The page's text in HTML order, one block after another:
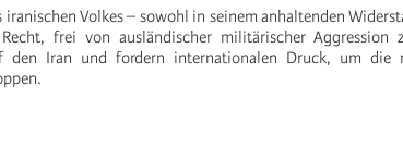
iranischen Volkes – sowohl in seinem anhaltenden
frei von ausländischer militärischer Aggression
den Iran und fordern internationalen Druck, um die